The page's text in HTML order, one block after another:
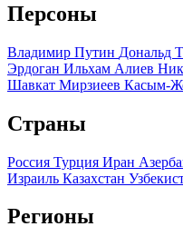
Персоны
Владимир Путин Дональд
Эрдоган Ильхам Алиев
Шавкат Мирзиеев Касым-
Страны
Россия Турция Иран
Израиль Казахстан
Регионы